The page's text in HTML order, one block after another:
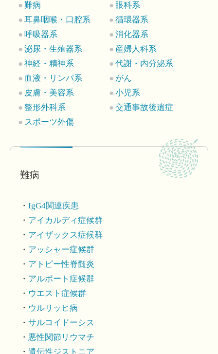
難病
眼科系
耳鼻咽喉・口腔系
循環器系
呼吸器系
消化器系
泌尿・生殖器系
産婦人科系
神経・精神系
代謝・内分泌系
血液・リンパ系
がん
皮膚・美容系
小児系
整形外科系
交通事故後遺症
スポーツ外傷
難病
IgG4関連疾患
アイカルディ症候群
アイザックス症候群
アッシャー症候群
アトピー性脊髄炎
アルポート症候群
ウエスト症候群
ウルリッヒ病
サルコイドーシス
悪性関節リウマチ
遺伝性ジストニア